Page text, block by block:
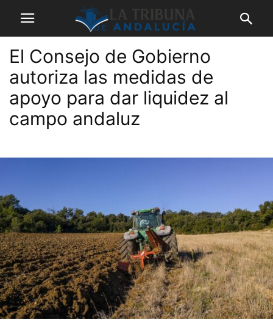
El Consejo de Gobierno
autoriza las medidas de
apoyo para dar liquidez al
campo andaluz